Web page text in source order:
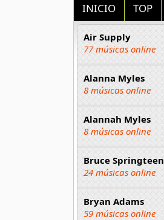
INICIO TOP
Air Supply
77 músicas online
Alanna Myles
8 músicas online
Alannah Myles
8 músicas online
Bruce Springteen
24 músicas online
Bryan Adams
59 músicas online